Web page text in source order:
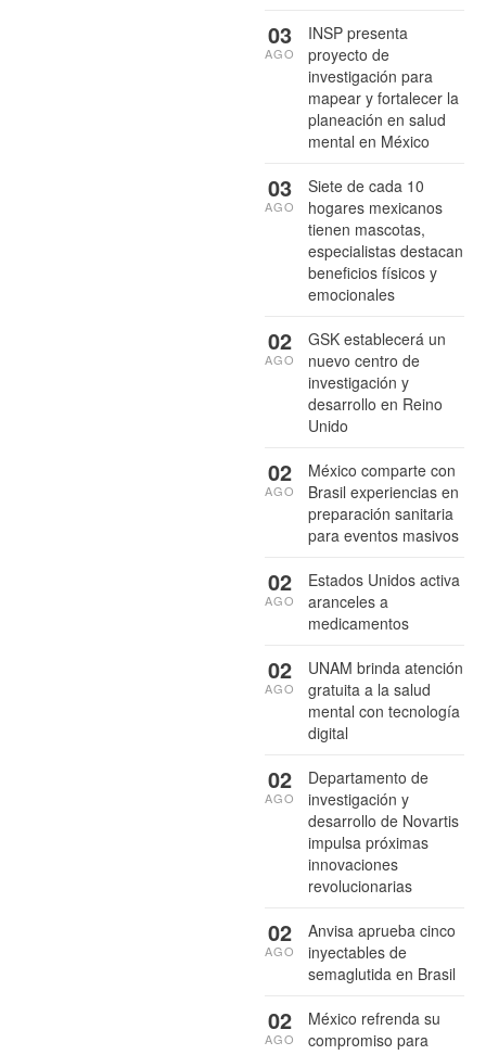
INSP presenta
proyecto de
investigación para
mapear y fortalecer la
planeación en salud
mental en México
03
AGO
Siete de cada 10
hogares mexicanos
tienen mascotas,
especialistas destacan
beneficios físicos y
emocionales
03
AGO
GSK establecerá un
nuevo centro de
investigación y
desarrollo en Reino
Unido
02
AGO
México comparte con
Brasil experiencias en
preparación sanitaria
para eventos masivos
02
AGO
Estados Unidos activa
aranceles a
medicamentos
02
AGO
UNAM brinda atención
gratuita a la salud
mental con tecnología
digital
02
AGO
Departamento de
investigación y
desarrollo de Novartis
impulsa próximas
innovaciones
revolucionarias
02
AGO
Anvisa aprueba cinco
inyectables de
semaglutida en Brasil
02
AGO
México refrenda su
compromiso para
02
AGO